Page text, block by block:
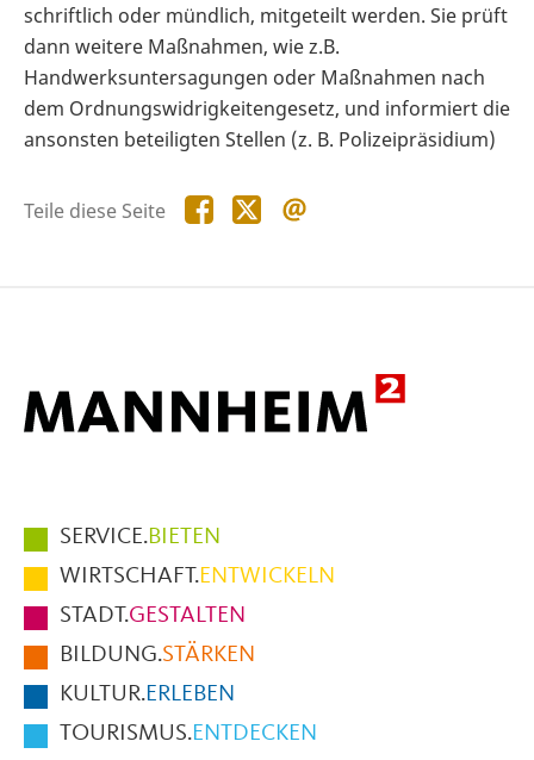
schriftlich oder mündlich, mitgeteilt werden. Sie prüft
dann weitere Maßnahmen, wie z.B.
Handwerksuntersagungen oder Maßnahmen nach
dem Ordnungswidrigkeitengesetz, und informiert die
ansonsten beteiligten Stellen (z. B. Polizeipräsidium)
Teile diese Seite Teile
diese
Teile
diese
Hauptmenüpunkte
im
Fußbereich
der
Seite
SERVICE.BIETEN
WIRTSCHAFT.ENTWICKELN
STADT.GESTALTEN
BILDUNG.STÄRKEN
KULTUR.ERLEBEN
TOURISMUS.ENTDECKEN